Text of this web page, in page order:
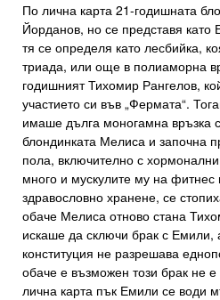
По лична карта 21-годишната
Йорданов, но се представя
тя се определя като лесбийка,
триада, или още в полиаморна
годишният Тихомир Рангелов,
участието си във „Фермата“.
имаше дълга моногамна връзка
блондинката Мелиса и започна
пола, включително с
много и мускулите му на фитнес
здравословно хранене, се
обаче Мелиса отново стана
искаше да сключи брак с Емили,
конституция не разрешава
обаче е възможен този брак не
лична карта пък Емили се води